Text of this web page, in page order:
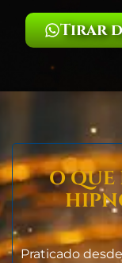
Tirar
O QUE
Praticado